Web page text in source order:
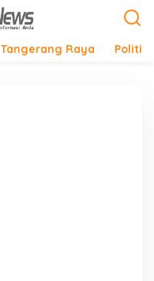
Tangerang Raya Politik